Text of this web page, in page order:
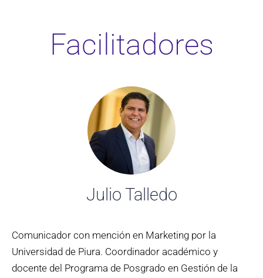
Facilitadores
Julio Talledo
Comunicador con mención en Marketing por la
Universidad de Piura. Coordinador académico y
docente del Programa de Posgrado en Gestión de la